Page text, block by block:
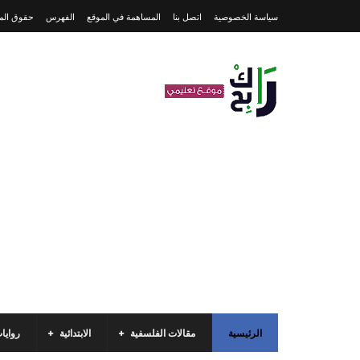
سياسة الخصوصية اتصل بنا المساهمة في الموقع الفهرس حقوق
الرئيسية مقالات الفلسفية الابتدائية